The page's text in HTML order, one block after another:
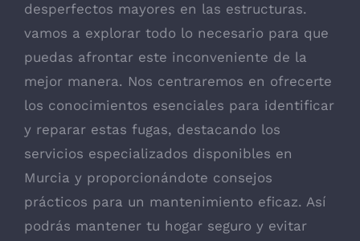
desperfectos mayores en las estructuras.
vamos a explorar todo lo necesario para que
puedas afrontar este inconveniente de la
mejor manera. Nos centraremos en ofrecerte
los conocimientos esenciales para identificar
y reparar estas fugas, destacando los
servicios especializados disponibles en
Murcia y proporcionándote consejos
prácticos para un mantenimiento eficaz. Así
podrás mantener tu hogar seguro y evitar